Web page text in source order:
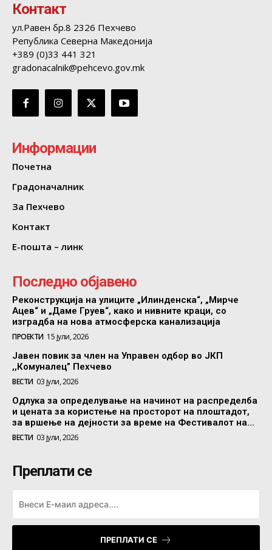
Контакт
ул.Равен бр.8 2326 Пехчево
Република Северна Македонија
+389 (0)33 441 321
gradonacalnik@pehcevo.gov.mk
Информации
Почетна
Градоначалник
За Пехчево
Контакт
Е-пошта – линк
Последно објавено
Реконструкција на улиците „Илинденска“, „Мирче
Ацев“ и „Даме Груев“, како и нивните краци, со
изградба на нова атмосферска канализација
ПРОЕКТИ 15 јули, 2026
Јавен повик за член на Управен одбор во ЈКП
,,Комуналец” Пехчево
ВЕСТИ 03 јули, 2026
Одлука за определување на начинот на распределба
и цената за користење на просторот на плоштадот,
за вршење на дејности за време на Фестивалот на...
ВЕСТИ 03 јули, 2026
Преплати се
ПРЕПЛАТИ СЕ